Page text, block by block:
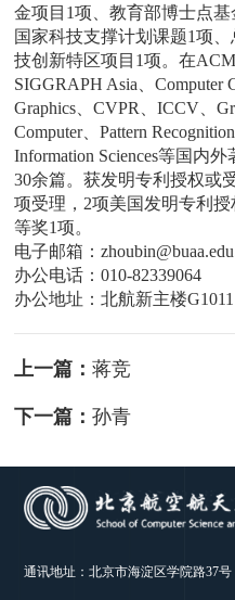
金项目1项、教育部博士点基
国家科技支撑计划课题1项
技创新特区项目1项。在ACM
SIGGRAPH Asia、Computer
Graphics、CVPR、ICCV、
Computer、Pattern
Information Sciences等国内
30余篇。获发明专利授权或
项受理，2项美国发明专利
等奖1项。
电子邮箱：
办公电话：010-82339064
办公地址：北航新主楼G1011
上一篇：蒋竞
下一篇：孙青
通讯地址：北京市海淀区学院路